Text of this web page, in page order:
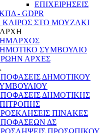
ΕΠΙΧΕΙΡΗΣΕΙΣ
- GDPR
ΚΑΙΡΟΣ ΣΤΟ ΜΟΥΖΑΚΙ
ΣΥΜΒΟΥΛΙΟ
ΑΡΧΕΣ
ΔΗΜΟΤΙΚΟΥ
ΔΗΜΟΤΙΚΗΣ
ΠΙΝΑΚΕΣ
ΔΣ
ΠΡΟΣΩΠΙΚΟΥ